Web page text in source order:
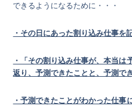
できるようになるために・・・
・その日にあった割り込み仕事を
・「その割り込み仕事が、本当は
返り、予測できたことと、予測で
・予測できたことがわかった仕事